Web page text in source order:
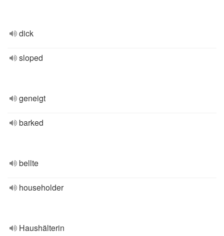
dick
sloped
geneigt
barked
bellte
householder
Haushälterin